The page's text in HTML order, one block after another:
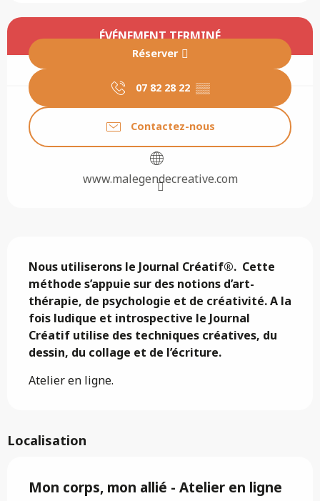
Ouverture et coordonnées
ÉVÉNEMENT TERMINÉ
Réserver
07 82 28 22 ▒▒
Contactez-nous
www.malegendecreative.com
Nous utiliserons le Journal Créatif®.  Cette
méthode s’appuie sur des notions d’art-
thérapie, de psychologie et de créativité. A la
fois ludique et introspective le Journal
Créatif utilise des techniques créatives, du
dessin, du collage et de l’écriture.
Atelier en ligne.
Localisation
Mon corps, mon allié - Atelier en ligne